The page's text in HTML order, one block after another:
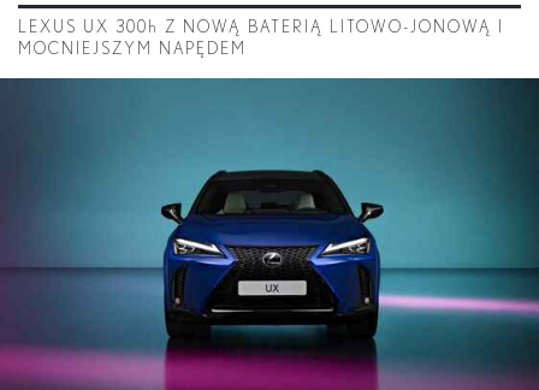
LEXUS UX 300 h
Z NOWĄ BATERIĄ LITOWO-JONOWĄ I
MOCNIEJSZYM NAPĘDEM